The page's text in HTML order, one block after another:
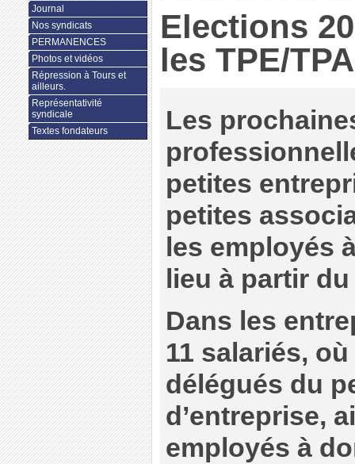
Elections
les TPE/TPA
Les
petites
petites
les employés
lieu à partir
Dans les
11 salariés,
délégués du
d’entreprise,
employés à
Journal
Nos syndicats
PERMANENCES
Photos et vidéos
Répression à Tours et
ailleurs.
Représentativité
syndicale
Textes fondateurs